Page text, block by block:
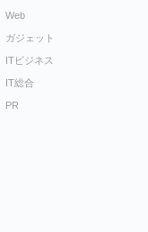
Web
ガジェット
ITビジネス
IT総合
PR